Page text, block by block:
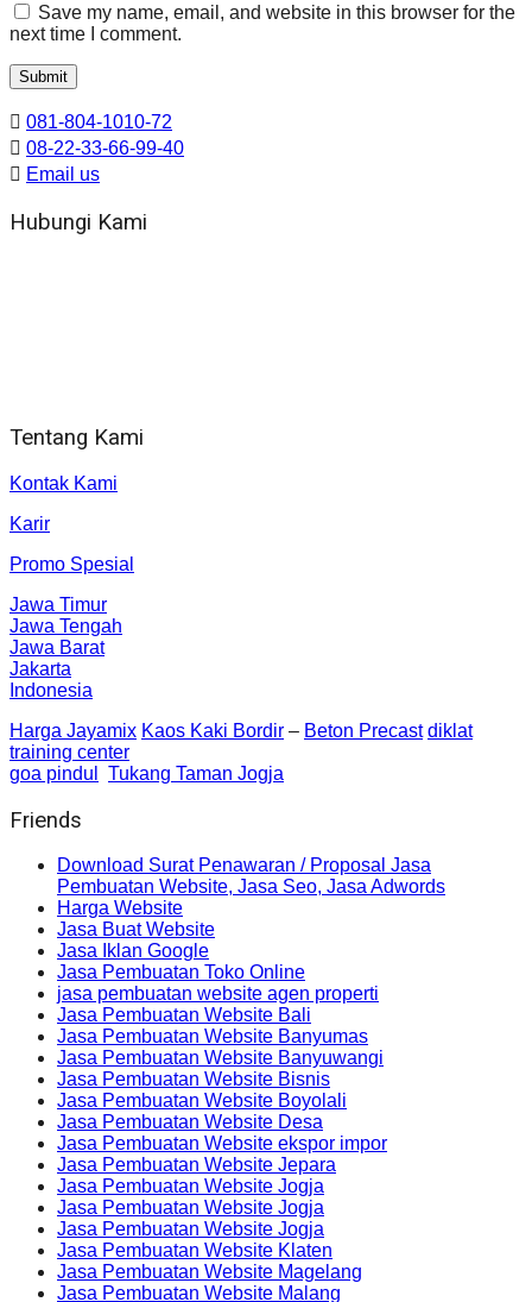
Save my name, email, and website in this browser for the
next time I comment.
081-804-1010-72
08-22-33-66-99-40
Email us
Hubungi Kami
Tentang Kami
Kontak Kami
Karir
Promo Spesial
Jawa Timur
Jawa Tengah
Jawa Barat
Jakarta
Indonesia
Harga Jayamix Kaos Kaki Bordir – Beton Precast diklat
training center
goa pindul
Tukang Taman Jogja
Friends
Download Surat Penawaran / Proposal Jasa
Pembuatan Website, Jasa Seo, Jasa Adwords
Harga Website
Jasa Buat Website
Jasa Iklan Google
Jasa Pembuatan Toko Online
jasa pembuatan website agen properti
Jasa Pembuatan Website Bali
Jasa Pembuatan Website Banyumas
Jasa Pembuatan Website Banyuwangi
Jasa Pembuatan Website Bisnis
Jasa Pembuatan Website Boyolali
Jasa Pembuatan Website Desa
Jasa Pembuatan Website ekspor impor
Jasa Pembuatan Website Jepara
Jasa Pembuatan Website Jogja
Jasa Pembuatan Website Jogja
Jasa Pembuatan Website Jogja
Jasa Pembuatan Website Klaten
Jasa Pembuatan Website Magelang
Jasa Pembuatan Website Malang